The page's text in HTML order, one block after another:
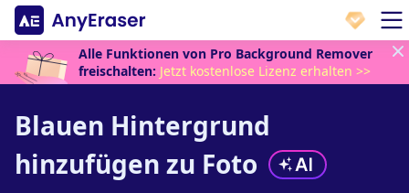
Alle Funktionen von Pro Background Remover
freischalten: Jetzt kostenlose Lizenz erhalten >>
Blauen Hintergrund
hinzufügen zu Foto